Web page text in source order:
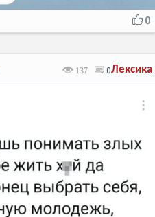
0
Лексика
137 0